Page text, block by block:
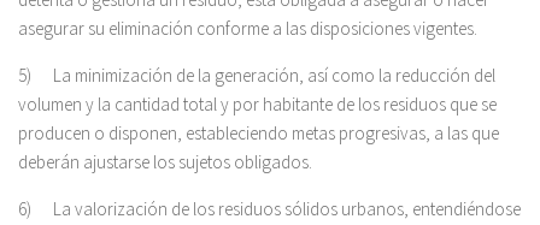
asegurar su eliminación conforme a las disposiciones vigentes.
5) La minimización de la generación, así como la reducción del
volumen y la cantidad total y por habitante de los residuos que se
producen o disponen, estableciendo metas progresivas, a las que
deberán ajustarse los sujetos obligados.
6) La valorización de los residuos sólidos urbanos, entendiéndose